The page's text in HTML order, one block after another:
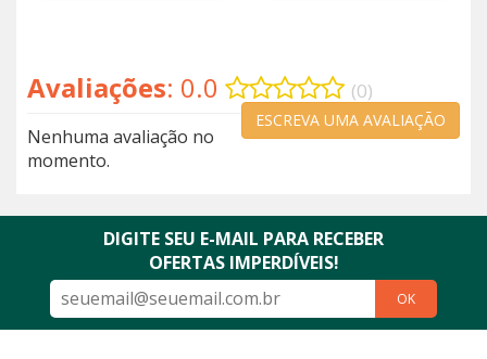
Avaliações: 0.0 (0)
ESCREVA UMA AVALIAÇÃO
Nenhuma avaliação no
momento.
DIGITE SEU E-MAIL PARA RECEBER
OFERTAS IMPERDÍVEIS!
OK